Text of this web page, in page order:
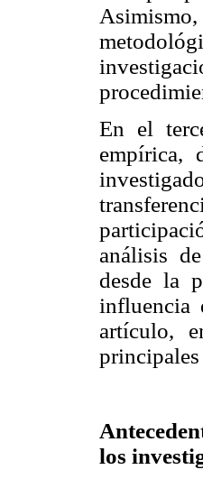
En el
empírica,
análisis
desde la
influencia
artículo,
los